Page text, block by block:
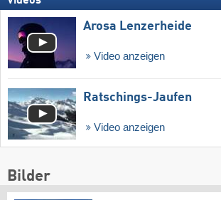
Arosa Lenzerheide
Video anzeigen
Ratschings-Jaufen
Video anzeigen
Bilder